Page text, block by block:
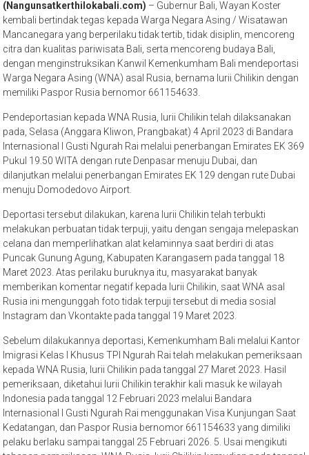
(Nangunsatkerthilokabali.com) – Gubernur Bali, Wayan Koster
kembali bertindak tegas kepada Warga Negara Asing / Wisatawan
Mancanegara yang berperilaku tidak tertib, tidak disiplin, mencoreng
citra dan kualitas pariwisata Bali, serta mencoreng budaya Bali,
dengan menginstruksikan Kanwil Kemenkumham Bali mendeportasi
Warga Negara Asing (WNA) asal Rusia, bernama Iurii Chilikin dengan
memiliki Paspor Rusia bernomor 661154633.
Pendeportasian kepada WNA Rusia, Iurii Chilikin telah dilaksanakan
pada, Selasa (Anggara Kliwon, Prangbakat) 4 April 2023 di Bandara
Internasional I Gusti Ngurah Rai melalui penerbangan Emirates EK 369
Pukul 19.50 WITA dengan rute Denpasar menuju Dubai, dan
dilanjutkan melalui penerbangan Emirates EK 129 dengan rute Dubai
menuju Domodedovo Airport.
Deportasi tersebut dilakukan, karena Iurii Chilikin telah terbukti
melakukan perbuatan tidak terpuji, yaitu dengan sengaja melepaskan
celana dan memperlihatkan alat kelaminnya saat berdiri di atas
Puncak Gunung Agung, Kabupaten Karangasem pada tanggal 18
Maret 2023. Atas perilaku buruknya itu, masyarakat banyak
memberikan komentar negatif kepada Iurii Chilikin, saat WNA asal
Rusia ini mengunggah foto tidak terpuji tersebut di media sosial
Instagram dan Vkontakte pada tanggal 19 Maret 2023.
Sebelum dilakukannya deportasi, Kemenkumham Bali melalui Kantor
Imigrasi Kelas I Khusus TPI Ngurah Rai telah melakukan pemeriksaan
kepada WNA Rusia, Iurii Chilikin pada tanggal 27 Maret 2023. Hasil
pemeriksaan, diketahui Iurii Chilikin terakhir kali masuk ke wilayah
Indonesia pada tanggal 12 Februari 2023 melalui Bandara
Internasional I Gusti Ngurah Rai menggunakan Visa Kunjungan Saat
Kedatangan, dan Paspor Rusia bernomor 661154633 yang dimiliki
pelaku berlaku sampai tanggal 25 Februari 2026. 5. Usai mengikuti